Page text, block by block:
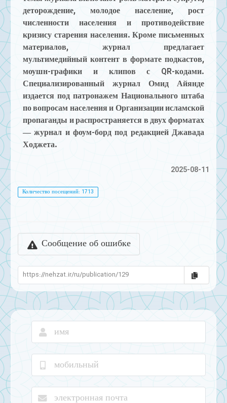
деторождение, молодое население, рост
численности населения и противодействие
кризису старения населения. Кроме письменных
материалов, журнал предлагает
мультимедийный контент в формате подкастов,
моушн-графики и клипов с QR-кодами.
Специализированный журнал Омид Айянде
издается под патронажем Национального штаба
по вопросам населения и Организации исламской
пропаганды и распространяется в двух форматах
— журнал и фоум-борд под редакцией Джавада
Ходжета.
2025-08-11
Количество посещений: 1713
Сообщение об ошибке